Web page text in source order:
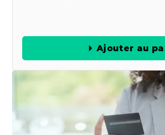
Ajouter au